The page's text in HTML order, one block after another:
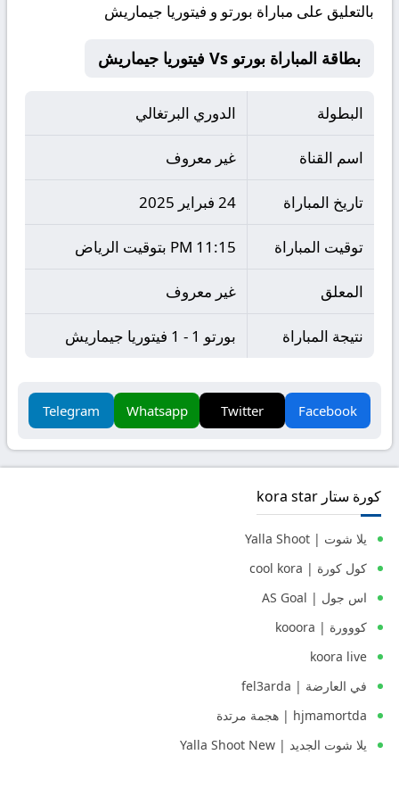
بالتعليق على مباراة بورتو و فيتوريا جيماريش
بطاقة المباراة بورتو Vs فيتوريا جيماريش
البطولة الدوري البرتغالي
اسم القناة غير معروف
تاريخ المباراة 24 فبراير 2025
توقيت المباراة 11:15 PM بتوقيت الرياض
المعلق غير معروف
نتيجة المباراة بورتو 1 - 1 فيتوريا جيماريش
Facebook
Twitter
Whatsapp
Telegram
كورة ستار kora star
يلا شوت | Yalla Shoot
كول كورة | cool kora
اس جول | AS Goal
كووورة | kooora
koora live
في العارضة | fel3arda
hjmamortda | هجمة مرتدة
يلا شوت الجديد | Yalla Shoot New